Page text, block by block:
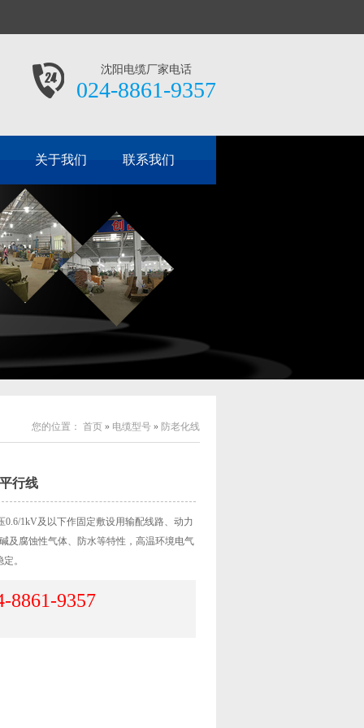
沈阳电缆厂家电话
024-8861-9357
关于我们 联系我们
您的位置： 首页 » 电缆型号 » 防老化线
行线
1kV及以下作固定敷设用输配线路、动力
及腐蚀性气体、防水等特性，高温环境电气
。
8861-9357